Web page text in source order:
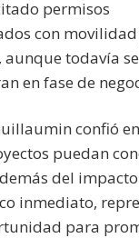
permisos
con
aunque todavía se
en fase de
confió
puedan
del impacto
inmediato,
para